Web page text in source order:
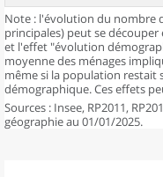
Note : l'évolution du nombre
principales) peut se
et l'effet "évolution
moyenne des ménages
même si la population restait
démographique. Ces effets
Sources : Insee, RP2011,
géographie au 01/01/2025.